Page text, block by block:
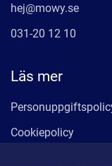
hej@mowy.se
031-20 12 10
Läs mer
Cookiepolicy